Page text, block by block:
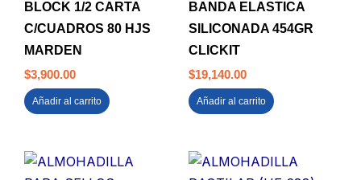
BLOCK 1/2 CARTA
C/CUADROS 80 HJS
MARDEN
$3,900.00
Añadir al carrito
BANDA ELASTICA
SILICONADA 454GR
CLICKIT
$19,140.00
Añadir al carrito